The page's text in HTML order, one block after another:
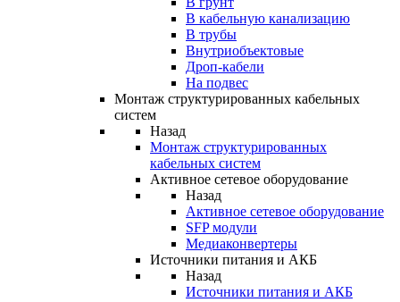
В кабельную канализацию
В трубы
Внутриобъектовые
Дроп-кабели
На подвес
Монтаж структурированных кабельных
систем
Назад
Монтаж структурированных
кабельных систем
Активное сетевое оборудование
Назад
Активное сетевое оборудование
SFP модули
Медиаконвертеры
Источники питания и АКБ
Назад
Источники питания и АКБ